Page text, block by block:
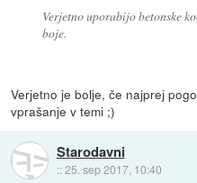
Verjetno uporabijo betonske
boje.
Verjetno je bolje, če najprej
vprašanje v temi ;)
Starodavni
::25. sep 2017, 10:40